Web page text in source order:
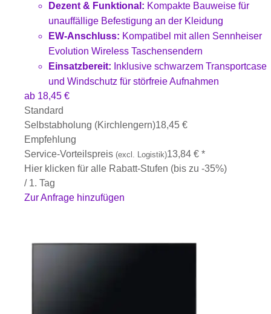
Dezent & Funktional: Kompakte Bauweise für
unauffällige Befestigung an der Kleidung
EW-Anschluss: Kompatibel mit allen Sennheiser
Evolution Wireless Taschensendern
Einsatzbereit: Inklusive schwarzem Transportcase
und Windschutz für störfreie Aufnahmen
ab 18,45 €
Standard
Selbstabholung (Kirchlengern)18,45 €
Empfehlung
Service-Vorteilspreis (excl. Logistik)13,84 € *
Hier klicken für alle Rabatt-Stufen (bis zu -35%)
/ 1. Tag
Zur Anfrage hinzufügen